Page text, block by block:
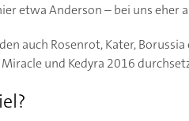
etwa Anderson – bei uns eher
auch Rosenrot, Kater,
und Kedyra 2016